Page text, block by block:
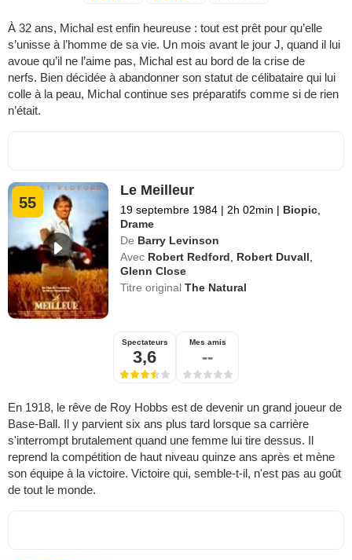
À 32 ans, Michal est enfin heureuse : tout est prêt pour qu’elle
s’unisse à l’homme de sa vie. Un mois avant le jour J, quand il lui
avoue qu’il ne l’aime pas, Michal est au bord de la crise de
nerfs. Bien décidée à abandonner son statut de célibataire qui lui
colle à la peau, Michal continue ses préparatifs comme si de rien
n’était.
55
Le Meilleur
19 septembre 1984 | 2h 02min | Biopic
Drame
De Barry Levinson
Avec Robert Redford Robert Duvall
Glenn Close
Titre originalThe Natural
Spectateurs
3,6
Mes amis
--
En 1918, le rêve de Roy Hobbs est de devenir un grand joueur de
Base-Ball. Il y parvient six ans plus tard lorsque sa carrière
s'interrompt brutalement quand une femme lui tire dessus. Il
reprend la compétition de haut niveau quinze ans après et mène
son équipe à la victoire. Victoire qui, semble-t-il, n'est pas au goût
de tout le monde.